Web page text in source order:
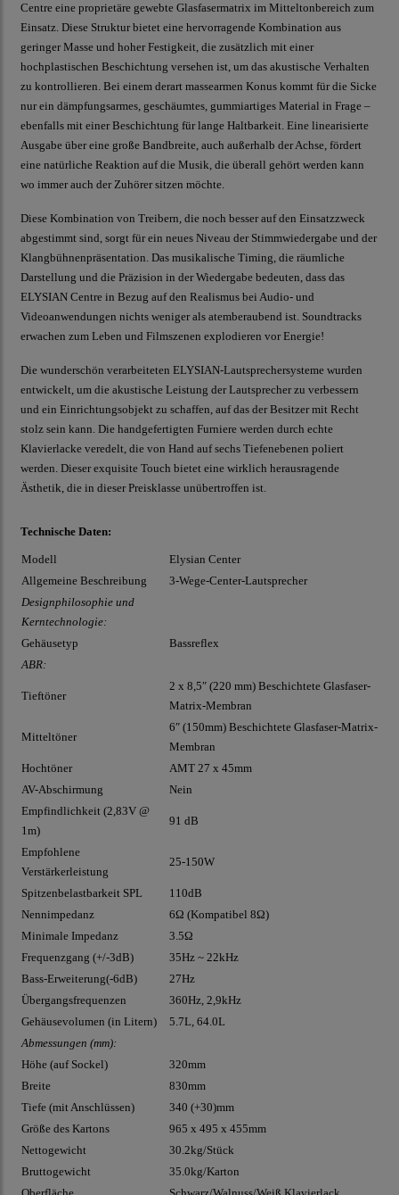
Centre eine proprietäre gewebte Glasfasermatrix im Mitteltonbereich zum
Einsatz. Diese Struktur bietet eine hervorragende Kombination aus
geringer Masse und hoher Festigkeit, die zusätzlich mit einer
hochplastischen Beschichtung versehen ist, um das akustische Verhalten
zu kontrollieren. Bei einem derart massearmen Konus kommt für die Sicke
nur ein dämpfungsarmes, geschäumtes, gummiartiges Material in Frage –
ebenfalls mit einer Beschichtung für lange Haltbarkeit. Eine linearisierte
Ausgabe über eine große Bandbreite, auch außerhalb der Achse, fördert
eine natürliche Reaktion auf die Musik, die überall gehört werden kann
wo immer auch der Zuhörer sitzen möchte.
Diese Kombination von Treibern, die noch besser auf den Einsatzzweck
abgestimmt sind, sorgt für ein neues Niveau der Stimmwiedergabe und der
Klangbühnenpräsentation. Das musikalische Timing, die räumliche
Darstellung und die Präzision in der Wiedergabe bedeuten, dass das
ELYSIAN Centre in Bezug auf den Realismus bei Audio- und
Videoanwendungen nichts weniger als atemberaubend ist. Soundtracks
erwachen zum Leben und Filmszenen explodieren vor Energie!
Die wunderschön verarbeiteten ELYSIAN-Lautsprechersysteme wurden
entwickelt, um die akustische Leistung der Lautsprecher zu verbessern
und ein Einrichtungsobjekt zu schaffen, auf das der Besitzer mit Recht
stolz sein kann. Die handgefertigten Furniere werden durch echte
Klavierlacke veredelt, die von Hand auf sechs Tiefenebenen poliert
werden. Dieser exquisite Touch bietet eine wirklich herausragende
Ästhetik, die in dieser Preisklasse unübertroffen ist.
Technische Daten:
Modell
Elysian Center
Allgemeine Beschreibung
3-Wege-Center-Lautsprecher
Designphilosophie und
Kerntechnologie:
Gehäusetyp
Bassreflex
ABR:
Tieftöner
2 x 8,5″ (220 mm) Beschichtete Glasfaser-
Matrix-Membran
Mitteltöner
6″ (150mm) Beschichtete Glasfaser-Matrix-
Membran
Hochtöner
AMT 27 x 45mm
AV-Abschirmung
Nein
Empfindlichkeit (2,83V @
1m)
91 dB
Empfohlene
Verstärkerleistung
25-150W
Spitzenbelastbarkeit SPL
110dB
Nennimpedanz
6Ω (Kompatibel 8Ω)
Minimale Impedanz
3.5Ω
Frequenzgang (+/-3dB)
35Hz ~ 22kHz
Bass-Erweiterung(-6dB)
27Hz
Übergangsfrequenzen
360Hz, 2,9kHz
Gehäusevolumen (in Litern)
5.7L, 64.0L
Abmessungen (mm):
Höhe (auf Sockel)
320mm
Breite
830mm
Tiefe (mit Anschlüssen)
340 (+30)mm
Größe des Kartons
965 x 495 x 455mm
Nettogewicht
30.2kg/Stück
Bruttogewicht
35.0kg/Karton